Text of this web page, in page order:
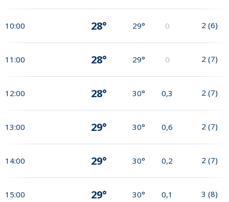
10:00 28° 29° 0 2 (6)
11:00 28° 29° 0 2 (7)
12:00 28° 30° 0,3 2 (7)
13:00 29° 30° 0,6 2 (7)
14:00 29° 30° 0,2 2 (7)
15:00 29° 30° 0,1 3 (8)